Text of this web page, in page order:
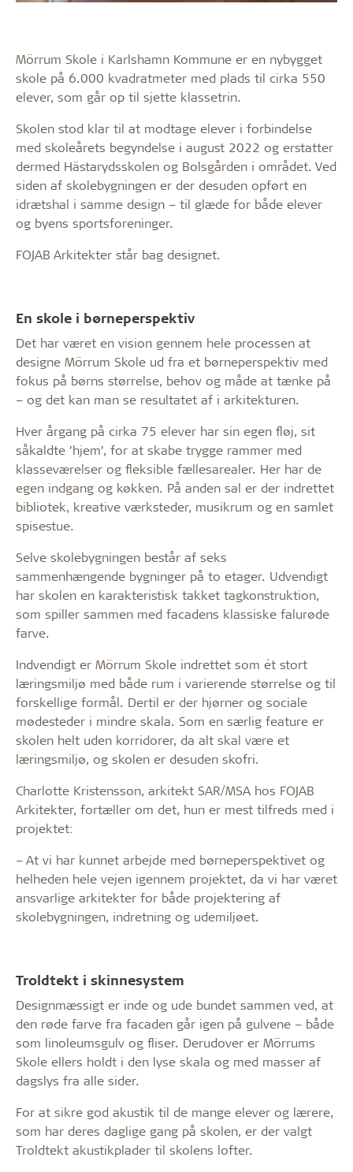
Mörrum Skole i Karlshamn Kommune er en nybygget
skole på 6.000 kvadratmeter med plads til cirka 550
elever, som går op til sjette klassetrin.
Skolen stod klar til at modtage elever i forbindelse
med skoleårets begyndelse i august 2022 og erstatter
dermed Hästarydsskolen og Bolsgården i området. Ved
siden af skolebygningen er der desuden opført en
idrætshal i samme design – til glæde for både elever
og byens sportsforeninger.
FOJAB Arkitekter står bag designet.
En skole i børneperspektiv
Det har været en vision gennem hele processen at
designe Mörrum Skole ud fra et børneperspektiv med
fokus på børns størrelse, behov og måde at tænke på
– og det kan man se resultatet af i arkitekturen.
Hver årgang på cirka 75 elever har sin egen fløj, sit
såkaldte ’hjem’, for at skabe trygge rammer med
klasseværelser og fleksible fællesarealer. Her har de
egen indgang og køkken. På anden sal er der indrettet
bibliotek, kreative værksteder, musikrum og en samlet
spisestue.
Selve skolebygningen består af seks
sammenhængende bygninger på to etager. Udvendigt
har skolen en karakteristisk takket tagkonstruktion,
som spiller sammen med facadens klassiske falurøde
farve.
Indvendigt er Mörrum Skole indrettet som ét stort
læringsmiljø med både rum i varierende størrelse og til
forskellige formål. Dertil er der hjørner og sociale
mødesteder i mindre skala. Som en særlig feature er
skolen helt uden korridorer, da alt skal være et
læringsmiljø, og skolen er desuden skofri.
Charlotte Kristensson, arkitekt SAR/MSA hos FOJAB
Arkitekter, fortæller om det, hun er mest tilfreds med i
projektet:
– At vi har kunnet arbejde med børneperspektivet og
helheden hele vejen igennem projektet, da vi har været
ansvarlige arkitekter for både projektering af
skolebygningen, indretning og udemiljøet.
Troldtekt i skinnesystem
Designmæssigt er inde og ude bundet sammen ved, at
den røde farve fra facaden går igen på gulvene – både
som linoleumsgulv og fliser. Derudover er Mörrums
Skole ellers holdt i den lyse skala og med masser af
dagslys fra alle sider.
For at sikre god akustik til de mange elever og lærere,
som har deres daglige gang på skolen, er der valgt
Troldtekt akustikplader til skolens lofter.